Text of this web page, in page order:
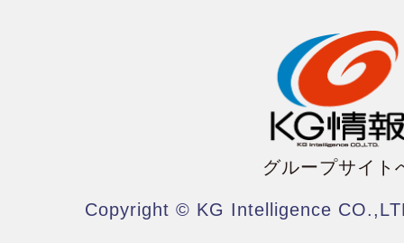
グループサイト
Copyright © KG Intelligence